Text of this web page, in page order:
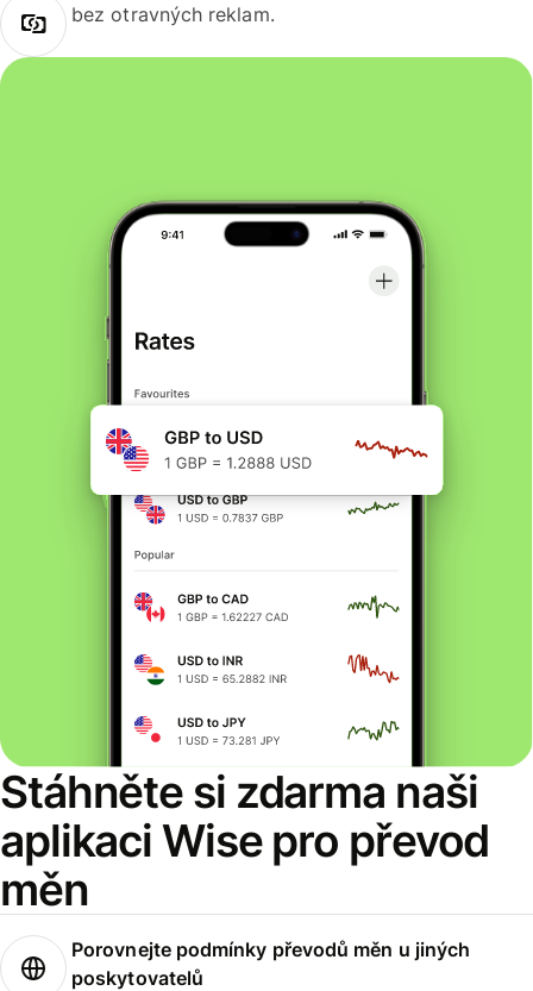
bez otravných reklam.
Stáhněte si zdarma naši
aplikaci Wise pro převod
měn
Porovnejte podmínky převodů měn u jiných
poskytovatelů